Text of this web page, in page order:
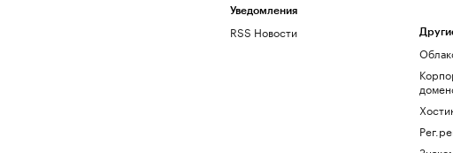
Уведомления
RSS Новости